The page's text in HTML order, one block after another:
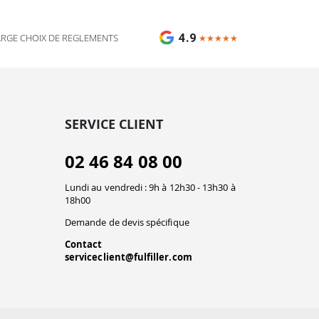
CHOIX DE REGLEMENTS 4.9 ★★★★★
★★★★★
SERVICE CLIENT
02 46 84 08 00
Lundi au vendredi : 9h à 12h30 - 13h30 à
18h00
Demande de devis spécifique
Contact
serviceclient@fulfiller.com